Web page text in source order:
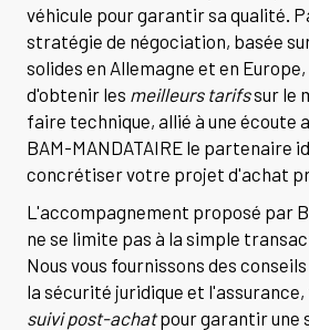
véhicule pour garantir sa qualité.
stratégie de négociation, basée
solides en Allemagne et en
d'obtenir les meilleurs tarifssur le
faire technique, allié à une écoute
BAM-MANDATAIRE le partenaire
concrétiser votre projet d'achat
L'accompagnement proposé par
ne se limite pas à la simple
Nous vous fournissons des
la sécurité juridique et
suivi post-achatpour garantir une